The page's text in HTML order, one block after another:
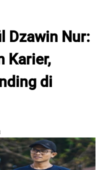
Dzawin Nur:
Karier,
di